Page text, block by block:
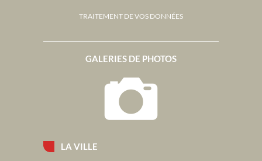
LA VILLE
GALERIES DE PHOTOS
TRAITEMENT DE VOS DONNÉES